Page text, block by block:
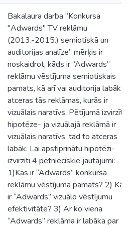
Bakalaura darba “Konkursa
"Adwards" TV reklāmu
(2013.-2015.) semiotiskā un
auditorijas analīze” mērķis ir
noskaidrot, kāds ir “Adwards”
reklāmu vēstījuma semiotiskais
pamats, kā arī vai auditorija labāk
atceras tās reklāmas, kurās ir
vizuālais naratīvs. Pētījumā izvirzītā
hipotēze- ja vizuālajā reklāmā ir
vizuālais naratīvs, tad to atceras
labāk. Lai apstiprinātu hipotēzi-
izvirzīti 4 pētnieciskie jautājumi:
1)Kas ir “Adwards” konkursa
reklāmu vēstījuma pamats? 2)
ir “Adwards” vizuālo vēstījumu
efektivitāte? 3) Ar ko viena
“Adwards” reklāma ir labāka par